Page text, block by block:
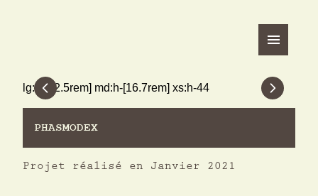
lg:h-[22.5rem] md:h-[16.7rem] xs:h-44
Previous Next
PHASMODEX
Projet réalisé en Janvier 2021